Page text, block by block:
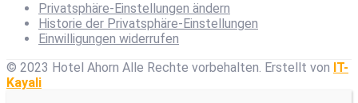
Privatsphäre-Einstellungen ändern
Historie der Privatsphäre-Einstellungen
Einwilligungen widerrufen
© 2023 Hotel Ahorn Alle Rechte vorbehalten. Erstellt von IT-
Kayali